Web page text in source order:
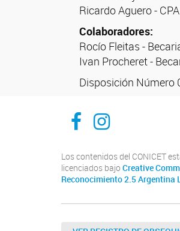
Ricardo Aguero - CPA
Colaboradores:
Rocío Fleitas -
Ivan Procheret -
Disposición Número
Facebook
Instagram
Los contenidos del CONICET
licenciados bajo Creative
Reconocimiento 2.5 Argentina